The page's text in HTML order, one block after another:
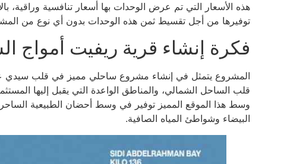
هذه الأسعار التي تم عرض الوحدات بها أسعار تنافسية وراقية،
توفيرها من أجل تقسيط ثمن هذه الوحدات بدون أي نوع من
فكرة إنشاء قرية ريفيت أمواج
المشروع يتمثل في إنشاء مشروع ساحلي مميز في قلب سيدي
قلب الساحل الشمالي، والمناطق الواعدة التي يقبل إليها
وسط هذا الموقع المميز توفير في وسط أحضان الطبيعية
البيضاء وشواطئ المياه الصافية.